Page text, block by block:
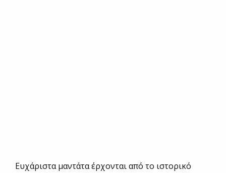
Ευχάριστα μαντάτα έρχονται από το ιστορικό